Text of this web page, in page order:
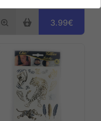
3.99€